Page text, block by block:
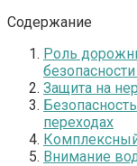
Содержание
Роль
Защита на
переходах
Комплексный
Внимание